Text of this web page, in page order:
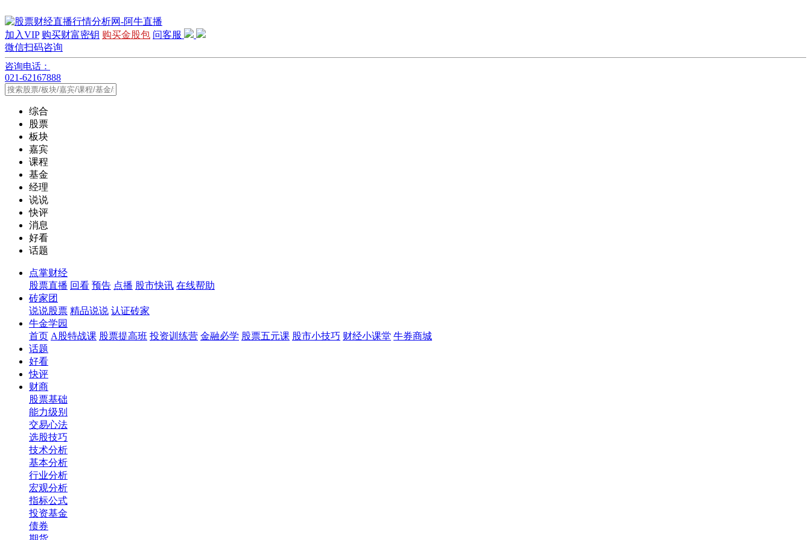
加入VIP 购买财富密钥 购买金股包 问客服
微信扫码咨询
咨询电话：
021-62167888
综合
股票
板块
嘉宾
课程
基金
经理
说说
快评
消息
好看
话题
点掌财经
股票直播 回看 预告 点播 股市快讯 在线帮助
砖家团
说说股票 精品说说 认证砖家
牛金学园
首页 A股特战课 股票提高班 投资训练营 金融必学 股票五元课 股市小技巧 财经小课堂 牛券商城
话题
好看
快评
财商
股票基础
能力级别
交易心法
选股技巧
技术分析
基本分析
行业分析
宏观分析
指标公式
投资基金
债券